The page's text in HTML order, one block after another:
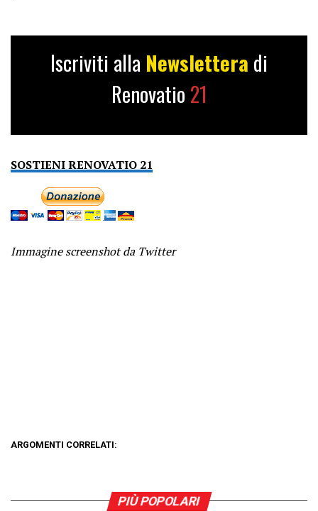
Iscriviti alla Newslettera di
Renovatio 21
SOSTIENI RENOVATIO 21
Immagine screenshot da Twitter
ARGOMENTI CORRELATI:
PIÙ POPOLARI